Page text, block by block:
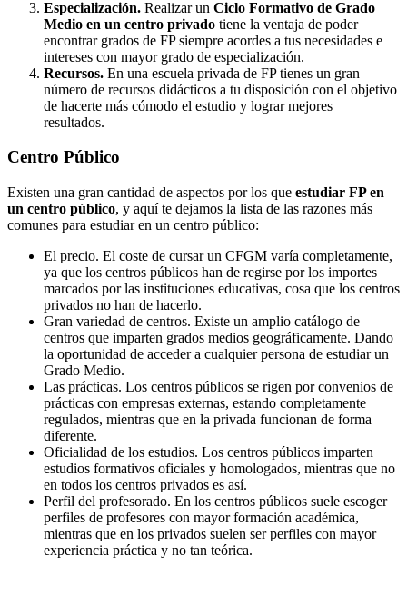
Especialización. Realizar un Ciclo Formativo de Grado
Medio en un centro privado tiene la ventaja de poder
encontrar grados de FP siempre acordes a tus necesidades e
intereses con mayor grado de especialización.
Recursos. En una escuela privada de FP tienes un gran
número de recursos didácticos a tu disposición con el objetivo
de hacerte más cómodo el estudio y lograr mejores
resultados.
Centro Público
Existen una gran cantidad de aspectos por los que estudiar FP en
un centro público, y aquí te dejamos la lista de las razones más
comunes para estudiar en un centro público:
El precio. El coste de cursar un CFGM varía completamente,
ya que los centros públicos han de regirse por los importes
marcados por las instituciones educativas, cosa que los centros
privados no han de hacerlo.
Gran variedad de centros. Existe un amplio catálogo de
centros que imparten grados medios geográficamente. Dando
la oportunidad de acceder a cualquier persona de estudiar un
Grado Medio.
Las prácticas. Los centros públicos se rigen por convenios de
prácticas con empresas externas, estando completamente
regulados, mientras que en la privada funcionan de forma
diferente.
Oficialidad de los estudios. Los centros públicos imparten
estudios formativos oficiales y homologados, mientras que no
en todos los centros privados es así.
Perfil del profesorado. En los centros públicos suele escoger
perfiles de profesores con mayor formación académica,
mientras que en los privados suelen ser perfiles con mayor
experiencia práctica y no tan teórica.